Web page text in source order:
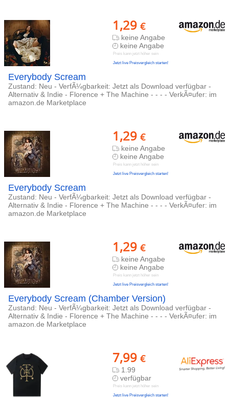
1,29 €
keine Angabe
keine Angabe
Preis kann jetzt höher sein
Jetzt live Preisvergleich starten!
Everybody Scream
Zustand: Neu - VerfÃ¼gbarkeit: Jetzt als Download verfügbar -
Alternativ & Indie - Florence + The Machine - - - - VerkÃ¤ufer: im
amazon.de Marketplace
1,29 €
keine Angabe
keine Angabe
Preis kann jetzt höher sein
Jetzt live Preisvergleich starten!
Everybody Scream
Zustand: Neu - VerfÃ¼gbarkeit: Jetzt als Download verfügbar -
Alternativ & Indie - Florence + The Machine - - - - VerkÃ¤ufer: im
amazon.de Marketplace
1,29 €
keine Angabe
keine Angabe
Preis kann jetzt höher sein
Jetzt live Preisvergleich starten!
Everybody Scream (Chamber Version)
Zustand: Neu - VerfÃ¼gbarkeit: Jetzt als Download verfügbar -
Alternativ & Indie - Florence + The Machine - - - - VerkÃ¤ufer: im
amazon.de Marketplace
7,99 €
1.99
verfügbar
Preis kann jetzt höher sein
Jetzt live Preisvergleich starten!